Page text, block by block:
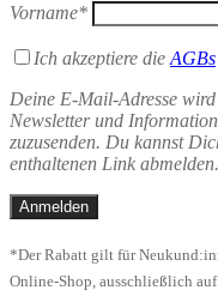
Vorname*
Ich akzeptiere die AGBs
Deine E-Mail-Adresse
Newsletter und
zuzusenden. Du kannst
enthaltenen Link abmelden.
*Der Rabatt gilt für
Online-Shop, ausschließlich